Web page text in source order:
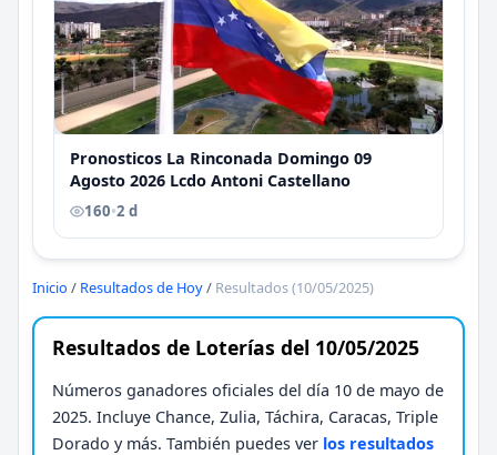
Pronosticos La Rinconada Domingo 09
Agosto 2026 Lcdo Antoni Castellano
160•2 d
Inicio / Resultados de Hoy/ Resultados (10/05/2025)
Resultados de Loterías del 10/05/2025
Números ganadores oficiales del día 10 de mayo de
2025. Incluye Chance, Zulia, Táchira, Caracas, Triple
Dorado y más. También puedes ver los resultados